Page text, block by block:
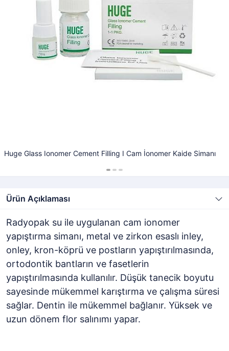
Huge Glass Ionomer Cement Filling I Cam İonomer Kaide Simanı
Ürün Açıklaması
Radyopak su ile uygulanan cam ionomer
yapıştırma simanı, metal ve zirkon esaslı inley,
onley, kron-köprü ve postların yapıştırılmasında,
ortodontik bantların ve fasetlerin
yapıştırılmasında kullanılır. Düşük tanecik boyutu
sayesinde mükemmel karıştırma ve çalışma süresi
sağlar. Dentin ile mükemmel bağlanır. Yüksek ve
uzun dönem flor salınımı yapar.